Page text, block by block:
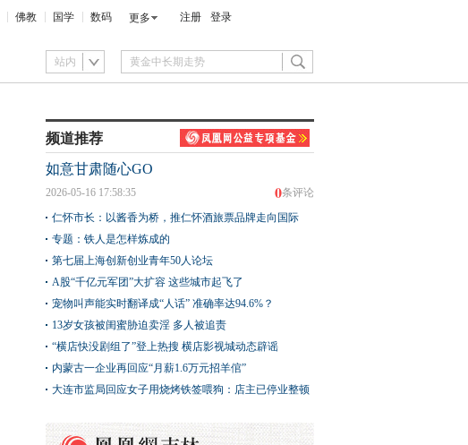
佛教 国学 数码 更多 注册 登录
站内
频道推荐
如意甘肃随心GO
0条评论
2026-05-16 17:58:35
仁怀市长：以酱香为桥，推仁怀酒旅票品牌走向国际
专题：铁人是怎样炼成的
第七届上海创新创业青年50人论坛
A股“千亿元军团”大扩容 这些城市起飞了
宠物叫声能实时翻译成“人话” 准确率达94.6%？
13岁女孩被闺蜜胁迫卖淫 多人被追责
“横店快没剧组了”登上热搜 横店影视城动态辟谣
内蒙古一企业再回应“月薪1.6万元招羊倌”
大连市监局回应女子用烧烤铁签喂狗：店主已停业整顿